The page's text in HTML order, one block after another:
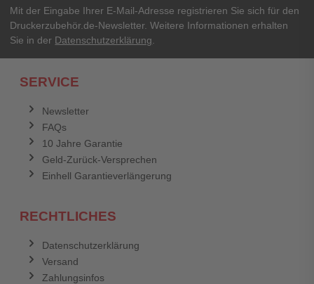
Mit der Eingabe Ihrer E-Mail-Adresse registrieren Sie sich für den
Druckerzubehör.de-Newsletter. Weitere Informationen erhalten
Sie in der Datenschutzerklärung.
SERVICE
Newsletter
FAQs
10 Jahre Garantie
Geld-Zurück-Versprechen
Einhell Garantieverlängerung
RECHTLICHES
Datenschutzerklärung
Versand
Zahlungsinfos